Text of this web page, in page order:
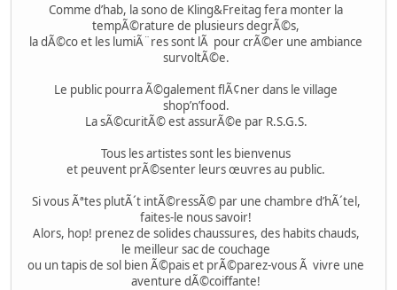
Comme d’hab, la sono de Kling&Freitag fera monter la
tempÃ©rature de plusieurs degrÃ©s,
la dÃ©co et les lumiÃ¨res sont lÃ pour crÃ©er une ambiance
survoltÃ©e.
Le public pourra Ã©galement flÃ¢ner dans le village
shop’n’food.
La sÃ©curitÃ© est assurÃ©e par R.S.G.S.
Tous les artistes sont les bienvenus
et peuvent prÃ©senter leurs œuvres au public.
Si vous Ãªtes plutÃ´t intÃ©ressÃ© par une chambre d’hÃ´tel,
faites-le nous savoir!
Alors, hop! prenez de solides chaussures, des habits chauds,
le meilleur sac de couchage
ou un tapis de sol bien Ã©pais et prÃ©parez-vous Ã vivre une
aventure dÃ©coiffante!